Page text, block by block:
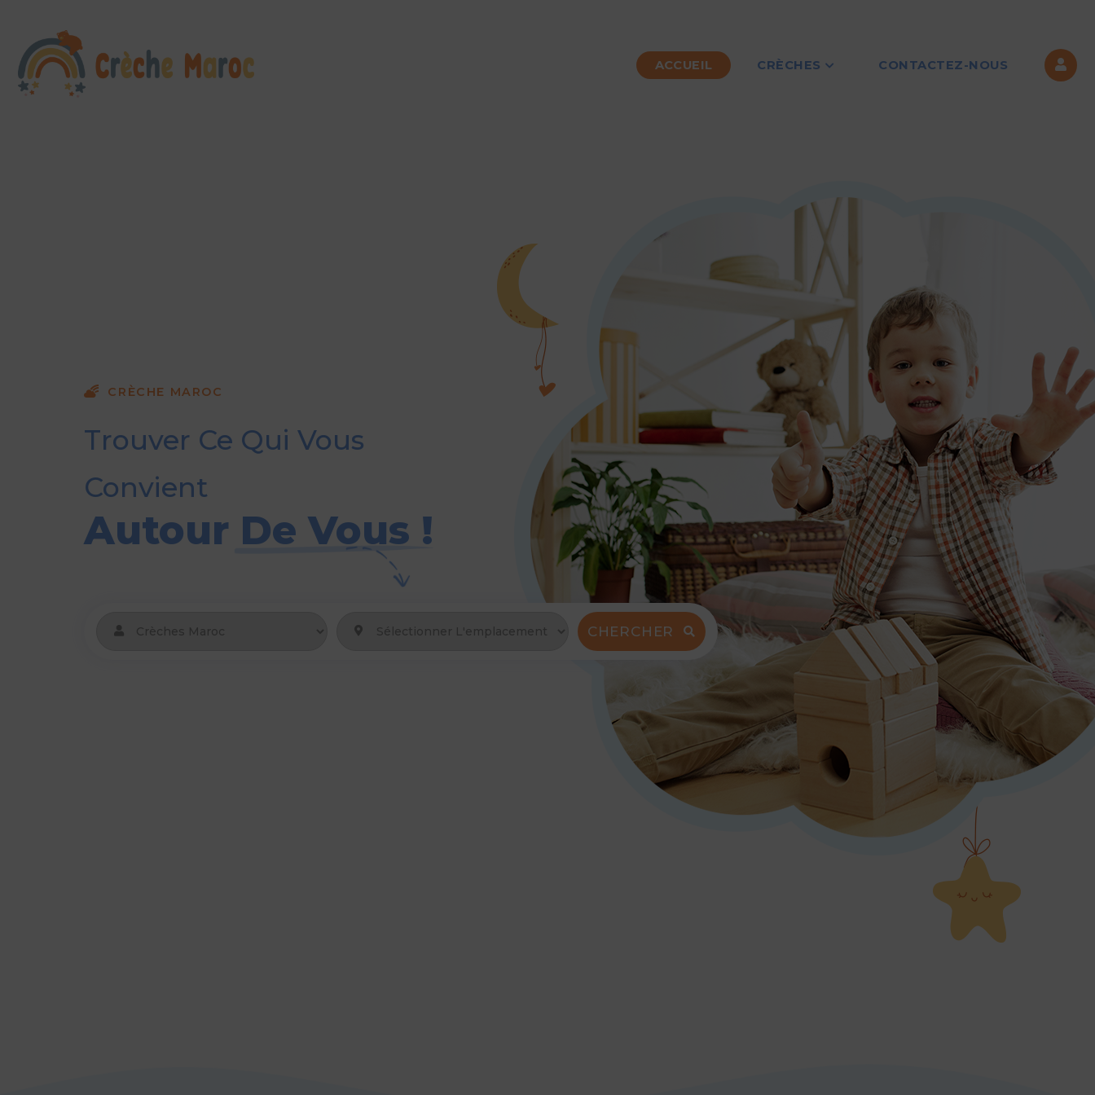
ACCUEIL CRÈCHES CONTACTEZ-NOUS
CRÈCHE MAROC
Trouver Ce Qui Vous
Convient
Autour De Vous !
CHERCHER